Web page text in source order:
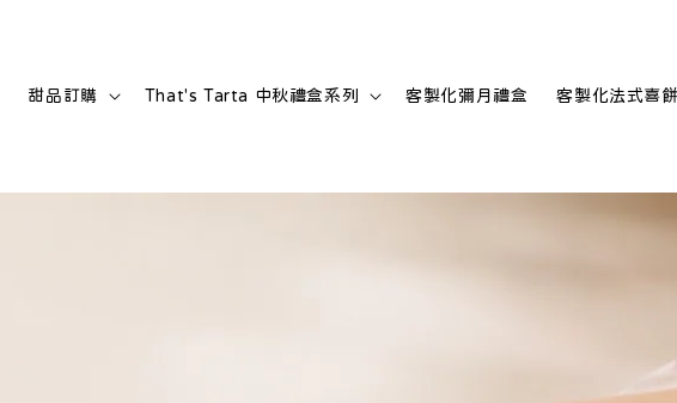
甜品訂購 That's Tarta 中秋禮盒系列 客製化彌月禮盒 客製化法式喜